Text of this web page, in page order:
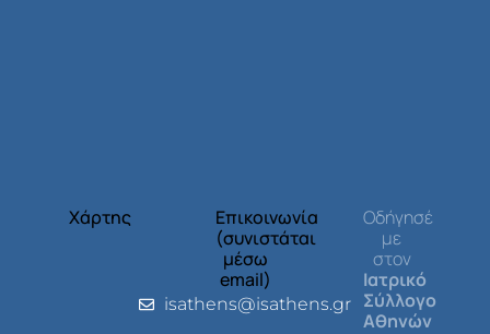
Χάρτης
Επικοινωνία
(συνιστάται
μέσω
email)
isathens@isathens.gr
Οδήγησέ
με
στον
Ιατρικό
Σύλλογο
Αθηνών